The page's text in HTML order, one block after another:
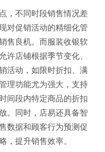
，不同时段销售情况差
对促销活动的精细化管
售良机。而服装收银软
许店铺根据季节变化、
活动，如限时折扣、满
理功能尤为强大，支持
间段内特定商品的折扣
。同时，店易还具备智
数据和顾客行为预测促
，提升销售效率。